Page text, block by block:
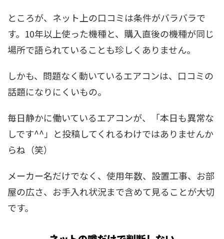
ところが、ネット上の口コミは条件がバラバラで
す。10年以上使った機種と、購入直後の機種が同じ
場所で語られていることも珍しくありません。
しかも、問題なく動いているエアコンは、口コミの
話題になりにくいもの。
毎日静かに働いているエアコンが、「本日も異常な
しです^^」と投稿してくれるわけではありませんか
らね（笑）
メーカー名だけでなく、使用年数、設置工事、お部
屋の広さ、お手入れ状況まで含めて見ることが大切
です。